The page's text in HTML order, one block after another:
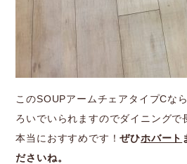
このSOUPアームチェアタイプCな
ろいでいられますのでダイニングで
本当におすすめです！ぜひホバート
ださいね。